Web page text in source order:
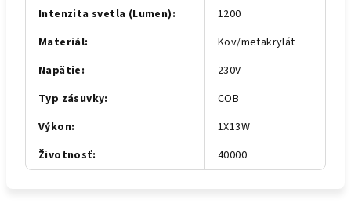
Intenzita svetla (Lumen):
1200
Materiál:
Kov/metakrylát
Napätie:
230V
Typ zásuvky:
COB
Výkon:
1X13W
Životnosť: 40000